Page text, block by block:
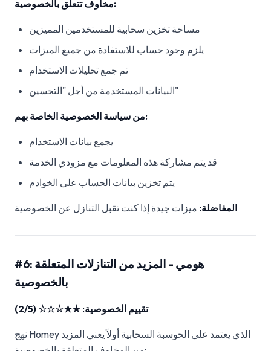
مخاوف تتعلق بالخصوصية:
مساحة تخزين سحابية للمستخدمين المميزين
يلزم وجود حساب للاستفادة من جميع الميزات
تم جمع تحليلات الاستخدام
البيانات المستخدمة من أجل "التحسين"
من سياسة الخصوصية الخاصة بهم:
يجمع بيانات الاستخدام
قد يتم مشاركة هذه المعلومات مع مزودي الخدمة
يتم تخزين بيانات الحساب على الخوادم
المفاضلة: ميزات جيدة إذا كنت تقبل التنازل عن الخصوصية
#6: هومي - المزيد من التنازلات المتعلقة
بالخصوصية
تقييم الخصوصية: ★★☆☆☆ (2/5)
نهج Homey الذي يعتمد على الحوسبة السحابية أولاً يعني المزيد